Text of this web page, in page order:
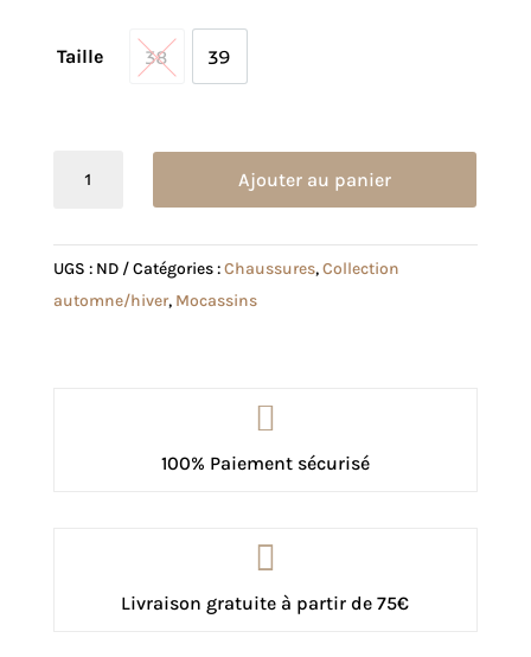
Taille 38
38
39
39
Aspen
bordeaux
Ajouter au panier
UGS : ND Catégories :Chaussures,Collection
automne/hiver, Mocassins

100% Paiement sécurisé

Livraison gratuite à partir de 75€